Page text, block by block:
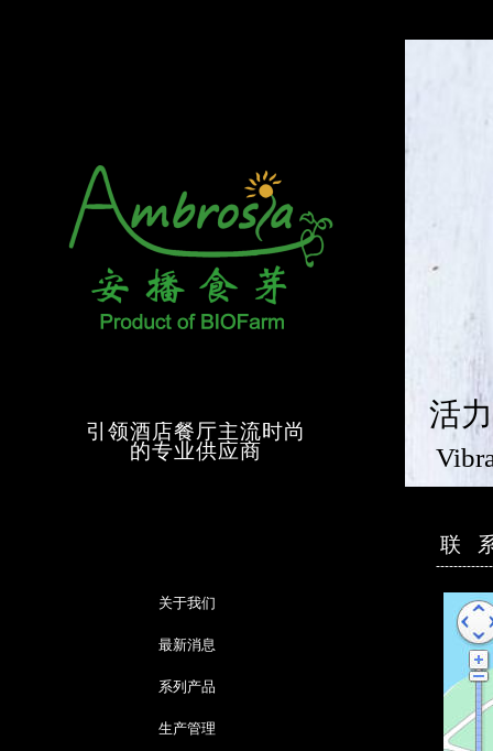
活
引领酒店餐厅主流时尚
的专业供应商
联
关于我们
最新消息
系列产品
生产管理